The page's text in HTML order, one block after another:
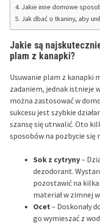
Jakie inne domowe
Jak dbać o tkaniny, aby
Jakie są
plam z kanapki?
Usuwanie plam z kanapki
zadaniem, jednak istnieje
można zastosować w
sukcesu jest szybkie
szansę się utrwalić. Oto
sposobów na pozbycie się
Sok z cytryny–
dezodorant.
pozostawić na
materiał w zimnej
Ocet – Doskonały
go wymieszać z